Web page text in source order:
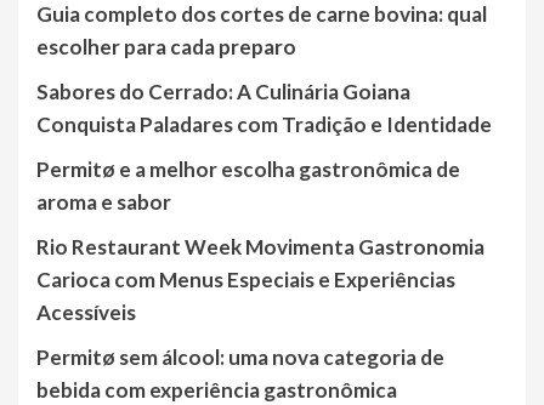
Guia completo dos cortes de carne bovina: qual
escolher para cada preparo
Sabores do Cerrado: A Culinária Goiana
Conquista Paladares com Tradição e Identidade
Permitø e a melhor escolha gastronômica de
aroma e sabor
Rio Restaurant Week Movimenta Gastronomia
Carioca com Menus Especiais e Experiências
Acessíveis
Permitø sem álcool: uma nova categoria de
bebida com experiência gastronômica